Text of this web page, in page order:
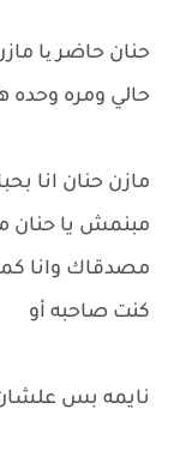
حنان حاضر یا
حالي ومره وحده
مازن حنان انا
مبنمش يا حنان
مصدقاك وانا
كنت صاحبه أو
نايمه بس